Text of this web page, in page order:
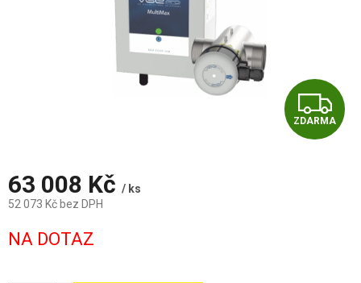
Z
D
ZDARMA
63 008 Kč / ks
52 073 Kč bez DPH
cena:
NA DOTAZ